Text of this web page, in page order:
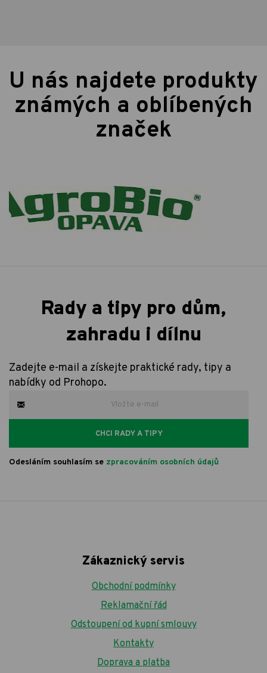
U nás najdete produkty
známých a oblíbených
značek
Rady a tipy pro dům,
zahradu i dílnu
Zadejte e-mail a získejte praktické rady, tipy a
nabídky od Prohopo.
CHCI RADY A TIPY
Odesláním souhlasím se zpracováním osobních údajů
Zákaznický servis
Obchodní podmínky
Reklamační řád
Odstoupení od kupní smlouvy
Kontakty
Doprava a platba